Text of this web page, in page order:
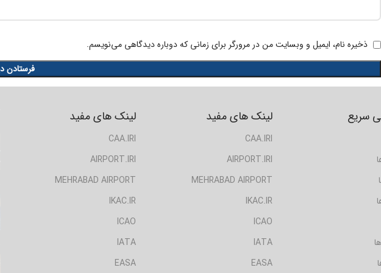
ذخیره نام، ایمیل و وبسایت من در مرورگر برای زمانی که دوباره دیدگاهی می‌نویسم.
لینک های مفید
CAA.IRI
AIRPORT.IRI
MEHRABAD AIRPORT
IKAC.IR
ICAO
IATA
EASA
لینک های مفید
CAA.IRI
AIRPORT.IRI
MEHRABAD AIRPORT
IKAC.IR
ICAO
IATA
EASA
سریع